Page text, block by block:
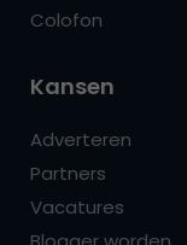
Colofon
Kansen
Adverteren
Partners
Vacatures